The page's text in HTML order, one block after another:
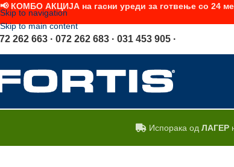
Skip to navigation
Skip to main content
262 663 · 072 262 683 · 031 453 905 ·
Испорака од ЛАГЕР
📢 КОМБО АКЦИЈА на гасни уреди за готвење со 24